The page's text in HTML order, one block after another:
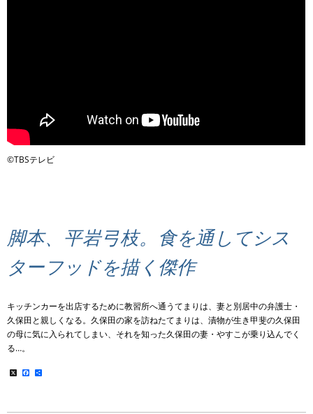
©TBSテレビ
脚本、平岩弓枝。食を通してシス
ターフッドを描く傑作
キッチンカーを出店するために教習所へ通うてまりは、妻と別居中の弁護士・
久保田と親しくなる。久保田の家を訪ねたてまりは、漬物が生き甲斐の久保田
の母に気に入られてしまい、それを知った久保田の妻・やすこが乗り込んでく
る…。
X Facebook